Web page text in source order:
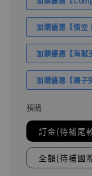
加購優惠【悟空
加購優惠【海賊
加購優惠【讓子
預購
訂金(待補尾
全額(待補國